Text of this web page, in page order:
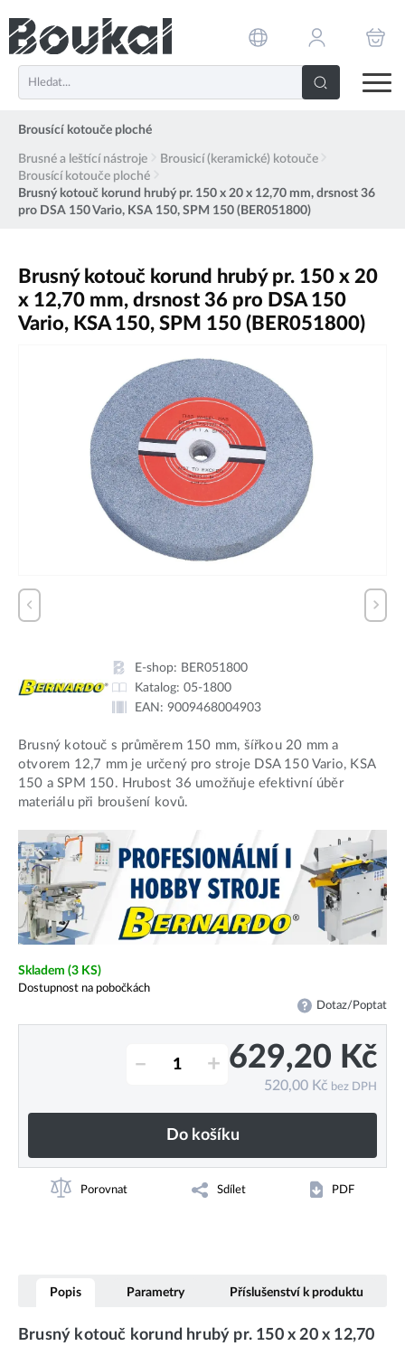
Brousící kotouče ploché
Brusné a leštící nástroje
Brousicí (keramické) kotouče
Brousící kotouče ploché
Brusný kotouč korund hrubý pr. 150 x 20 x 12,70 mm, drsnost 36
pro DSA 150 Vario, KSA 150, SPM 150 (BER051800)
Brusný kotouč korund hrubý pr. 150 x 20
x 12,70 mm, drsnost 36 pro DSA 150
Vario, KSA 150, SPM 150 (BER051800)
E-shop: BER051800
Katalog: 05-1800
EAN: 9009468004903
Brusný kotouč s průměrem 150 mm, šířkou 20 mm a
otvorem 12,7 mm je určený pro stroje DSA 150 Vario, KSA
150 a SPM 150. Hrubost 36 umožňuje efektivní úběr
materiálu při broušení kovů.
Skladem (3 KS)
Dostupnost na pobočkách
Dotaz/Poptat
– + 629,20 Kč
520,00 Kč bez DPH
Do košíku
Porovnat Sdílet PDF
Popis Parametry Příslušenství k produktu
Brusný kotouč korund hrubý pr. 150 x 20 x 12,70